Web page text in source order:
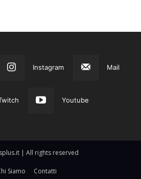
Instagram Mail
Youtube
| All rights reserved
Siamo Contatti